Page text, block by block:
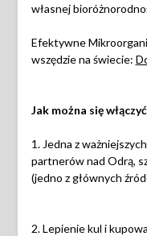
własnej
Efektywne
wszędzie na świecie:
Jak można się
1. Jedna z
partnerów nad Odrą,
(jedno z głównych
2. Lepienie kul i